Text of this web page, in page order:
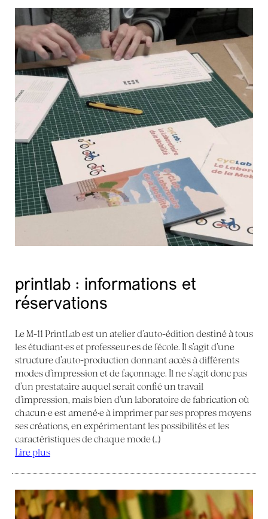
printlab : informations et
réservations
Le M-11 PrintLab est un atelier d’auto-édition destiné à tous
les étudiant·es et professeur·es de l’école. Il s’agit d’une
structure d’auto-production donnant accès à différents
modes d’impression et de façonnage. Il ne s’agit donc pas
d’un prestataire auquel serait confié un travail
d’impression, mais bien d’un laboratoire de fabrication où
chacun·e est amené·e à imprimer par ses propres moyens
ses créations, en expérimentant les possibilités et les
caractéristiques de chaque mode (…)
Lire plus